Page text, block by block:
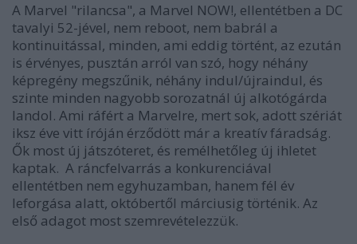
A Marvel "rilancsa", a Marvel NOW!, ellentétben a DC
tavalyi 52-jével, nem reboot, nem babrál a
kontinuitással, minden, ami eddig történt, az ezután
is érvényes, pusztán arról van szó, hogy néhány
képregény megszűnik, néhány indul/újraindul, és
szinte minden nagyobb sorozatnál új alkotógárda
landol. Ami ráfért a Marvelre, mert sok, adott szériát
iksz éve vitt íróján érződött már a kreatív fáradság.
Ők most új játszóteret, és remélhetőleg új ihletet
kaptak. A ráncfelvarrás a konkurenciával
ellentétben nem egyhuzamban, hanem fél év
leforgása alatt, októbertől márciusig történik. Az
első adagot most szemrevételezzük.